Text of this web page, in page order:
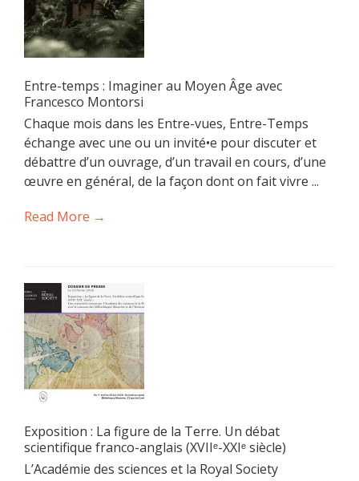
Entre-temps : Imaginer au Moyen Âge avec
Francesco Montorsi
Chaque mois dans les Entre-vues, Entre-Temps
échange avec une ou un invité•e pour discuter et
débattre d’un ouvrage, d’un travail en cours, d’une
œuvre en général, de la façon dont on fait vivre ...
Read More →
Exposition : La figure de la Terre. Un débat
scientifique franco-anglais (XVIIᵉ-XXIᵉ siècle)
L’Académie des sciences et la Royal Society